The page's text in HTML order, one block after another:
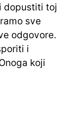
dopustiti toj
sve
odgovore.
i
koji